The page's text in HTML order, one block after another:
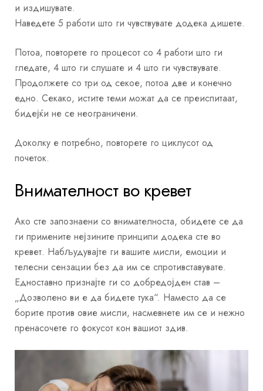
и издишувате.
Наведете 5 работи што ги чувствувате додека дишете.
Потоа, повторете го процесот со 4 работи што ги
гледате, 4 што ги слушате и 4 што ги чувствувате.
Продолжете со три од секое, потоа две и конечно
едно. Секако, истите теми можат да се преиспитаат,
бидејќи не се неограничени.
Доколку е потребно, повторете го циклусот од
почеток.
Внимателност во кревет
Ако сте запознаени со внимателноста, обидете се да
ги примените нејзините принципи додека сте во
кревет. Набљудувајте ги вашите мисли, емоции и
телесни сензации без да им се спротивставувате.
Едноставно признајте ги со добредојден став –
„Дозволено ви е да бидете тука“. Наместо да се
борите против овие мисли, насмевнете им се и нежно
пренасочете го фокусот кон вашиот здив.